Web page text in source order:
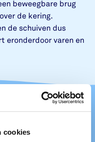
cookies
beweegbare brug
de kering.
de schuiven dus
eronderdoor varen en